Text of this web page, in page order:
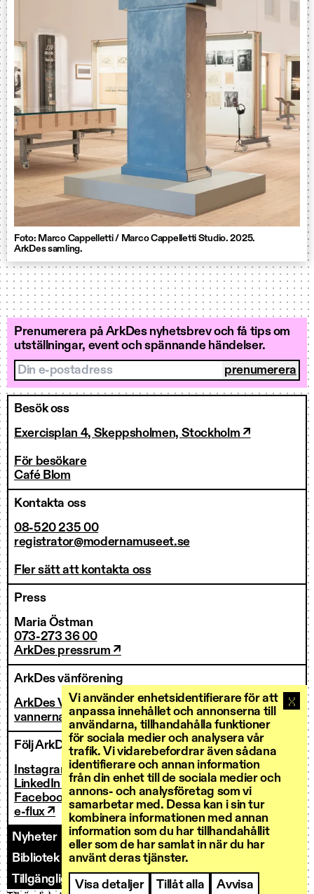
Vi använder enhetsidentifierare för att
anpassa innehållet och annonserna till
användarna, tillhandahålla funktioner
för sociala medier och analysera vår
trafik. Vi vidarebefordrar även sådana
identifierare och annan information
från din enhet till de sociala medier och
annons- och analysföretag som vi
samarbetar med. Dessa kan i sin tur
kombinera informationen med annan
information som du har tillhandahållit
eller som de har samlat in när du har
använt deras tjänster.
Visa detaljer Tillåt alla Avvisa
Foto: Marco Cappelletti / Marco Cappelletti Studio. 2025.
ArkDes samling.
Prenumerera på ArkDes nyhetsbrev och få tips om
utställningar, event och spännande händelser.
Din e-postadress
Besök oss
Exercisplan 4, Skeppsholmen, Stockholm ↗
För besökare
Café Blom
Kontakta oss
08-520 235 00
registrator@modernamuseet.se
Fler sätt att kontakta oss
Press
Maria Östman
073-273 36 00
ArkDes pressrum ↗
ArkDes vänförening
ArkDes Vänner
vannerna@arkdes.se
Följ ArkDes
Instagram ↗
LinkedIn ↗
Facebook ↗
e-flux ↗
Nyheter
Kontakt Personal
Fakturering
Bibliotek och forskarservice
Utlysningar
Tillgänglighet